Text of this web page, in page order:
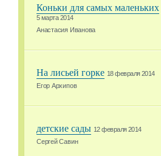
Коньки для самых маленьких
5 марта 2014
Анастасия Иванова
На лисьей горке 18 февраля 2014
Егор Архипов
детские сады 12 февраля 2014
Сергей Савин